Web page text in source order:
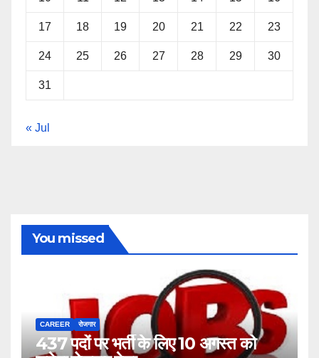
17 18 19 20 21 22 23
24 25 26 27 28 29 30
31
« Jul
You missed
CAREER रोजगार
437 पदों पर भर्ती के लिए 10 अगस्त को